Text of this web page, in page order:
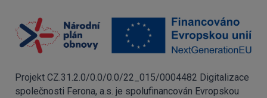
Projekt CZ.31.2.0/0.0/0.0/22_015/0004482 Digitalizace
společnosti Ferona, a.s. je spolufinancován Evropskou